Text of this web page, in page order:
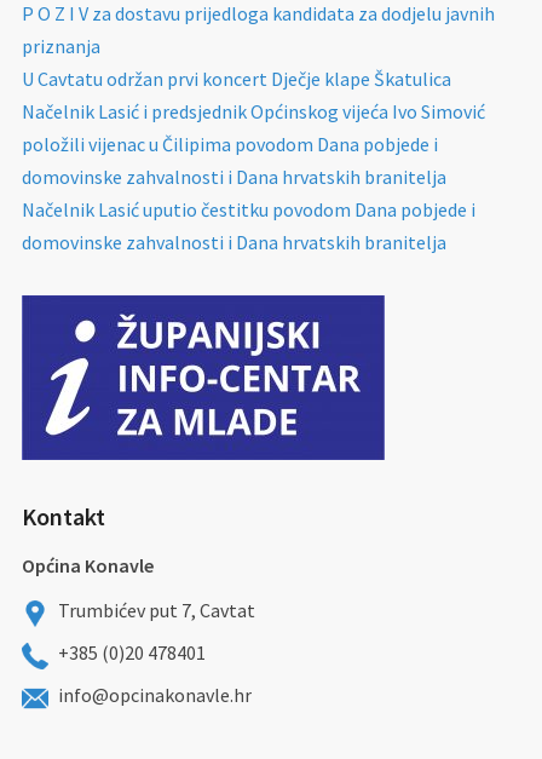
P O Z I V za dostavu prijedloga kandidata za dodjelu javnih
priznanja
U Cavtatu održan prvi koncert Dječje klape Škatulica
Načelnik Lasić i predsjednik Općinskog vijeća Ivo Simović
položili vijenac u Čilipima povodom Dana pobjede i
domovinske zahvalnosti i Dana hrvatskih branitelja
Načelnik Lasić uputio čestitku povodom Dana pobjede i
domovinske zahvalnosti i Dana hrvatskih branitelja
Kontakt
Općina Konavle
Trumbićev put 7, Cavtat
+385 (0)20 478401
info@opcinakonavle.hr